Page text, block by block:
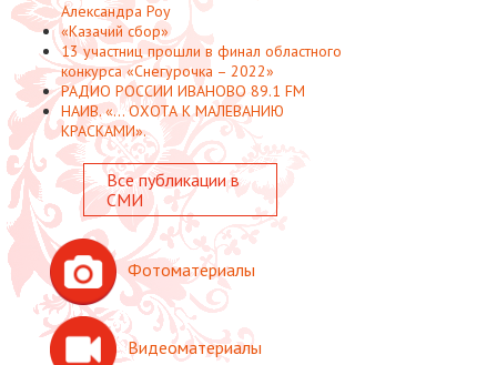
Александра Роу
«Казачий сбор»
13 участниц прошли в финал областного
конкурса «Снегурочка – 2022»
РАДИО РОССИИ ИВАНОВО 89.1 FM
НАИВ. «... ОХОТА К МАЛЕВАНИЮ
КРАСКАМИ».
Все публикации в
СМИ
Фотоматериалы
Видеоматериалы